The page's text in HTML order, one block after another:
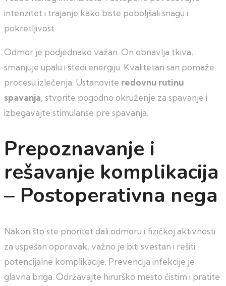
intenzitet i trajanje kako biste poboljšali snagu i
pokretljivost.
Odmor je podjednako važan. On obnavlja tkiva,
smanjuje upalu i štedi energiju. Kvalitetan san pomaže
procesu izlečenja. Ustanovite redovnu rutinu
spavanja, stvorite pogodno okruženje za spavanje i
izbegavajte stimulanse pre spavanja.
Prepoznavanje i
rešavanje komplikacija
– Postoperativna nega
Nakon što ste prioritet dali odmoru i fizičkoj aktivnosti
za uspešan oporavak, važno je biti svestan i rešiti
potencijalne komplikacije. Prevencija infekcije je
glavna briga. Održavajte hirurško mesto čistim i pratite